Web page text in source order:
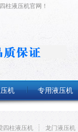
柱液压机官网！
机 专用液压机
四柱液压机 龙门液压机